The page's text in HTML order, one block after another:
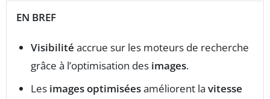
EN BREF
Visibilité accrue sur les moteurs de recherche
grâce à l’optimisation des images.
Les images optimiséesaméliorent la vitesse